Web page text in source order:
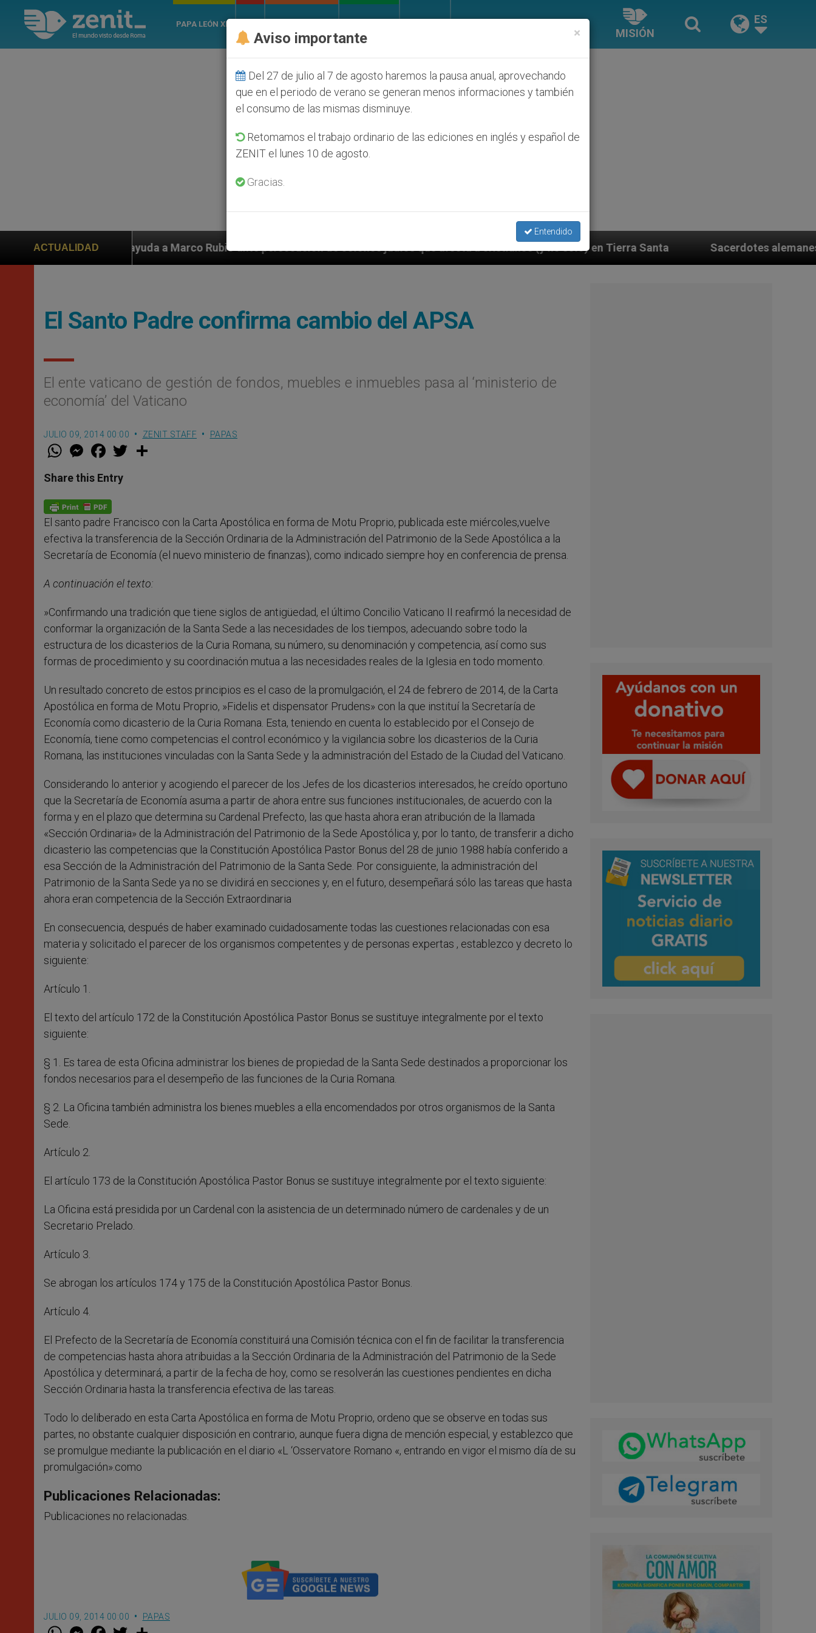
PAPA LEÓN XIV
MISIÓN
ES
ACTUALIDAD
ayuda a Marco Rubio ante persecución de colonos judíos que afecta a cristianos (y no sólo) en Tierra Santa Sacerdotes alemanes fieles al Papa
El Santo Padre confirma cambio del APSA
El ente vaticano de gestión de fondos, muebles e inmuebles pasa al ‘ministerio de
economía’ del Vaticano
JULIO 09, 2014 00:00 ZENIT STAFF PAPAS
W
t
s
p
p
M
e
s
e
g
e
r
F
a
e
b
o
k
w
Share this Entry
El santo padre Francisco con la Carta Apostólica en forma de Motu Proprio, publicada este miércoles,vuelve
efectiva la transferencia de la Sección Ordinaria de la Administración del Patrimonio de la Sede Apostólica a la
Secretaría de Economía (el nuevo ministerio de finanzas), como indicado siempre hoy en conferencia de prensa.
A continuación el texto:
»Confirmando una tradición que tiene siglos de antigüedad, el último Concilio Vaticano II reafirmó la necesidad de
conformar la organización de la Santa Sede a las necesidades de los tiempos, adecuando sobre todo la
estructura de los dicasterios de la Curia Romana, su número, su denominación y competencia, así como sus
formas de procedimiento y su coordinación mutua a las necesidades reales de la Iglesia en todo momento.
Un resultado concreto de estos principios es el caso de la promulgación, el 24 de febrero de 2014, de la Carta
Apostólica en forma de Motu Proprio, »Fidelis et dispensator Prudens» con la que instituí la Secretaría de
Economía como dicasterio de la Curia Romana. Esta, teniendo en cuenta lo establecido por el Consejo de
Economía, tiene como competencias el control económico y la vigilancia sobre los dicasterios de la Curia
Romana, las instituciones vinculadas con la Santa Sede y la administración del Estado de la Ciudad del Vaticano.
Considerando lo anterior y acogiendo el parecer de los Jefes de los dicasterios interesados, he creído oportuno
que la Secretaría de Economía asuma a partir de ahora entre sus funciones institucionales, de acuerdo con la
forma y en el plazo que determina su Cardenal Prefecto, las que hasta ahora eran atribución de la llamada
«Sección Ordinaria» de la Administración del Patrimonio de la Sede Apostólica y, por lo tanto, de transferir a dicho
dicasterio las competencias que la Constitución Apostólica Pastor Bonus del 28 de junio 1988 había conferido a
esa Sección de la Administración del Patrimonio de la Santa Sede. Por consiguiente, la administración del
Patrimonio de la Santa Sede ya no se dividirá en secciones y, en el futuro, desempeñará sólo las tareas que hasta
ahora eran competencia de la Sección Extraordinaria
En consecuencia, después de haber examinado cuidadosamente todas las cuestiones relacionadas con esa
materia y solicitado el parecer de los organismos competentes y de personas expertas , establezco y decreto lo
siguiente:
Artículo 1.
El texto del artículo 172 de la Constitución Apostólica Pastor Bonus se sustituye integralmente por el texto
siguiente:
§ 1. Es tarea de esta Oficina administrar los bienes de propiedad de la Santa Sede destinados a proporcionar los
fondos necesarios para el desempeño de las funciones de la Curia Romana.
§ 2. La Oficina también administra los bienes muebles a ella encomendados por otros organismos de la Santa
Sede.
Artículo 2.
El artículo 173 de la Constitución Apostólica Pastor Bonus se sustituye integralmente por el texto siguiente:
La Oficina está presidida por un Cardenal con la asistencia de un determinado número de cardenales y de un
Secretario Prelado.
Artículo 3.
Se abrogan los artículos 174 y 175 de la Constitución Apostólica Pastor Bonus.
Artículo 4.
El Prefecto de la Secretaría de Economía constituirá una Comisión técnica con el fin de facilitar la transferencia
de competencias hasta ahora atribuidas a la Sección Ordinaria de la Administración del Patrimonio de la Sede
Apostólica y determinará, a partir de la fecha de hoy, como se resolverán las cuestiones pendientes en dicha
Sección Ordinaria hasta la transferencia efectiva de las tareas.
Todo lo deliberado en esta Carta Apostólica en forma de Motu Proprio, ordeno que se observe en todas sus
partes, no obstante cualquier disposición en contrario, aunque fuera digna de mención especial, y establezco que
se promulgue mediante la publicación en el diario «L ‘Osservatore Romano «, entrando en vigor el mismo día de su
promulgación».como
Publicaciones Relacionadas:
Publicaciones no relacionadas.
JULIO 09, 2014 00:00 PAPAS
W M F
×
Aviso importante
Del 27 de julio al 7 de agosto haremos la pausa anual, aprovechando
que en el periodo de verano se generan menos informaciones y también
el consumo de las mismas disminuye.
Retomamos el trabajo ordinario de las ediciones en inglés y español de
ZENIT el lunes 10 de agosto.
Gracias.
Entendido